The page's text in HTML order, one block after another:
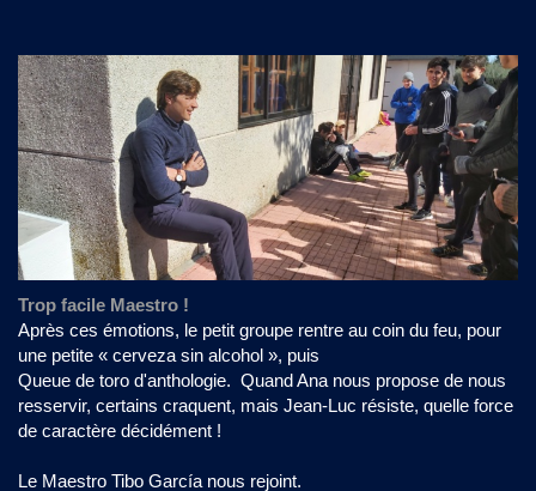
Trop facile Maestro !
Après ces émotions, le petit groupe rentre au coin du feu, pour
une petite « cerveza sin alcohol », puis
Queue de toro d'anthologie. Quand Ana nous propose de nous
resservir, certains craquent, mais Jean-Luc résiste, quelle force
de caractère décidément !
Le Maestro Tibo García nous rejoint.